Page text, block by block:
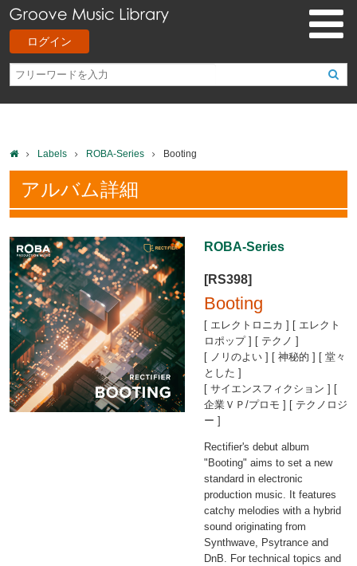
ログイン
Labels ROBA-Series Booting
アルバム詳細
ROBA-Series
[RS398]
Booting
[ エレクトロニカ ] [ エレクト
ロポップ ] [ テクノ ]
[ ノリのよい ] [ 神秘的 ] [ 堂々
とした ]
[ サイエンスフィクション ] [
企業ＶＰ/プロモ ] [ テクノロジ
ー ]
Rectifier's debut album
"Booting" aims to set a new
standard in electronic
production music. It features
catchy melodies with a hybrid
sound originating from
Synthwave, Psytrance and
DnB. For technical topics and